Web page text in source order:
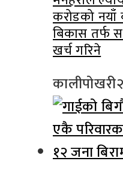
करोडको नयाँ
बिकास तर्फ
खर्च गरिने
कालीपोखरी